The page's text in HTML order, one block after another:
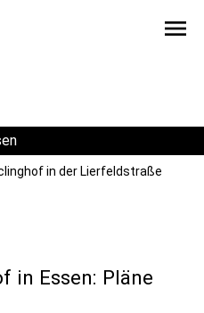
menu
in der Lierfeldstraße
in Essen: Pläne